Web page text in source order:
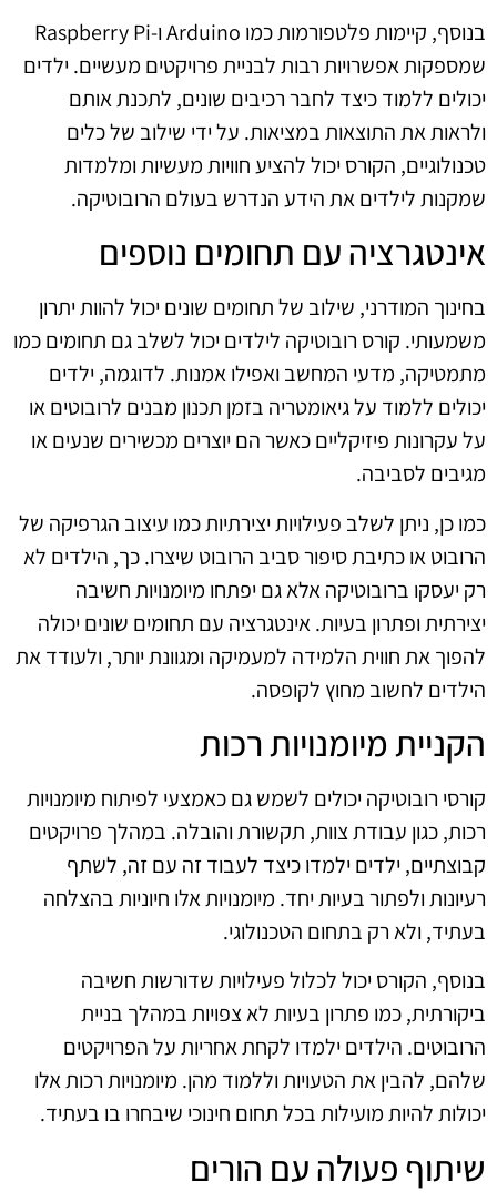
בנוסף, קיימות פלטפורמות כמו Arduino ו-Raspberry Pi
שמספקות אפשרויות רבות לבניית פרויקטים מעשיים. ילדים
יכולים ללמוד כיצד לחבר רכיבים שונים, לתכנת אותם
ולראות את התוצאות במציאות. על ידי שילוב של כלים
טכנולוגיים, הקורס יכול להציע חוויות מעשיות ומלמדות
שמקנות לילדים את הידע הנדרש בעולם הרובוטיקה.
אינטגרציה עם תחומים נוספים
בחינוך המודרני, שילוב של תחומים שונים יכול להוות יתרון
משמעותי. קורס רובוטיקה לילדים יכול לשלב גם תחומים כמו
מתמטיקה, מדעי המחשב ואפילו אמנות. לדוגמה, ילדים
יכולים ללמוד על גיאומטריה בזמן תכנון מבנים לרובוטים או
על עקרונות פיזיקליים כאשר הם יוצרים מכשירים שנעים או
מגיבים לסביבה.
כמו כן, ניתן לשלב פעילויות יצירתיות כמו עיצוב הגרפיקה של
הרובוט או כתיבת סיפור סביב הרובוט שיצרו. כך, הילדים לא
רק יעסקו ברובוטיקה אלא גם יפתחו מיומנויות חשיבה
יצירתית ופתרון בעיות. אינטגרציה עם תחומים שונים יכולה
להפוך את חווית הלמידה למעמיקה ומגוונת יותר, ולעודד את
הילדים לחשוב מחוץ לקופסה.
הקניית מיומנויות רכות
קורסי רובוטיקה יכולים לשמש גם כאמצעי לפיתוח מיומנויות
רכות, כגון עבודת צוות, תקשורת והובלה. במהלך פרויקטים
קבוצתיים, ילדים ילמדו כיצד לעבוד זה עם זה, לשתף
רעיונות ולפתור בעיות יחד. מיומנויות אלו חיוניות בהצלחה
בעתיד, ולא רק בתחום הטכנולוגי.
בנוסף, הקורס יכול לכלול פעילויות שדורשות חשיבה
ביקורתית, כמו פתרון בעיות לא צפויות במהלך בניית
הרובוטים. הילדים ילמדו לקחת אחריות על הפרויקטים
שלהם, להבין את הטעויות וללמוד מהן. מיומנויות רכות אלו
יכולות להיות מועילות בכל תחום חינוכי שיבחרו בו בעתיד.
שיתוף פעולה עם הורים